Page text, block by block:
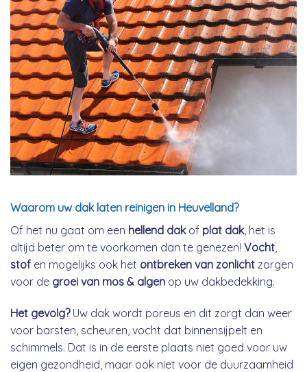
Waarom uw dak laten reinigen in Heuvelland?
Of het nu gaat om een hellend dakof plat dak, het is
altijd beter om te voorkomen dan te genezen! Vocht
stof en mogelijks ook het ontbreken van zonlicht zorgen
voor de groei van mos & algen op uw dakbedekking.
Het gevolg?Uw dak wordt poreus en dit zorgt dan weer
voor barsten, scheuren, vocht dat binnensijpelt en
schimmels. Dat is in de eerste plaats niet goed voor uw
eigen gezondheid, maar ook niet voor de duurzaamheid